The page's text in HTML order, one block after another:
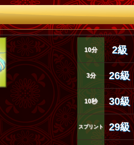
10分 2級
3分 26級
10秒 30級
スプリント 29級